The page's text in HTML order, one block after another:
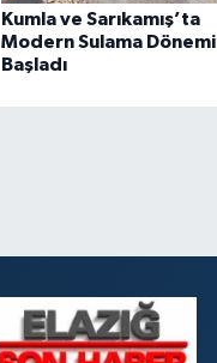
Kumla ve Sarıkamış’ta
Modern Sulama Dönemi
Başladı